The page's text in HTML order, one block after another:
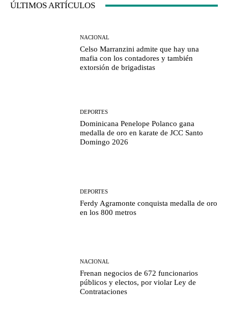
ÚLTIMOS ARTÍCULOS
NACIONAL
Celso Marranzini admite que hay una
mafia con los contadores y también
extorsión de brigadistas
DEPORTES
Dominicana Penelope Polanco gana
medalla de oro en karate de JCC Santo
Domingo 2026
DEPORTES
Ferdy Agramonte conquista medalla de oro
en los 800 metros
NACIONAL
Frenan negocios de 672 funcionarios
públicos y electos, por violar Ley de
Contrataciones